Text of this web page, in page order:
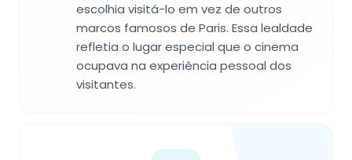
escolhia visitá-lo em vez de outros
marcos famosos de Paris. Essa lealdade
refletia o lugar especial que o cinema
ocupava na experiência pessoal dos
visitantes.